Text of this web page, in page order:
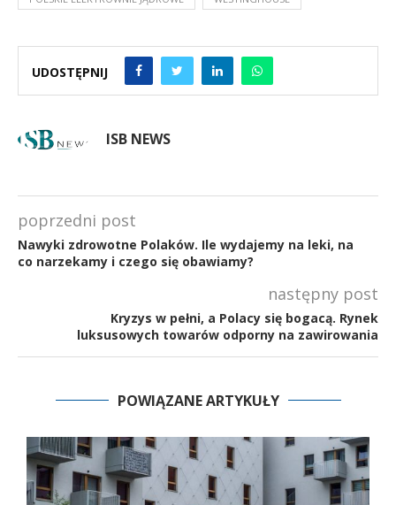
UDOSTĘPNIJ
ISB NEWS
poprzedni post
Nawyki zdrowotne Polaków. Ile wydajemy na leki, na
co narzekamy i czego się obawiamy?
następny post
Kryzys w pełni, a Polacy się bogacą. Rynek
luksusowych towarów odporny na zawirowania
POWIĄZANE ARTYKUŁY